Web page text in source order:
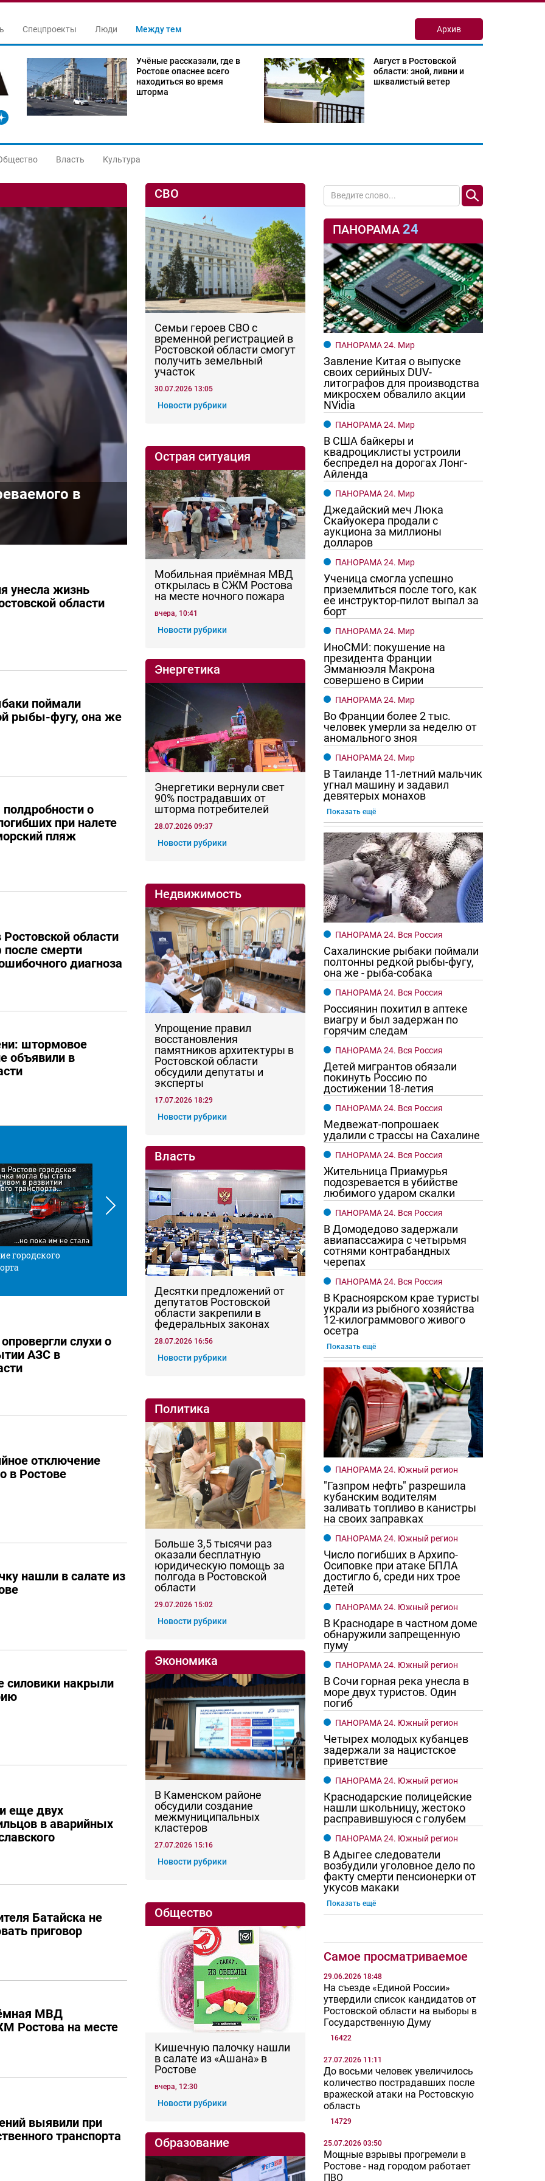
Спецпроекты Люди Между тем Архив
Учёные рассказали, где в
Ростове опаснее всего
находиться во время
шторма
Август в Ростовской
области: зной, ливни и
шквалистый ветер
Власть Культура
в
унесла жизнь
области
поймали
рыбы-фугу, она же
о
при налете
пляж
области
смерти
диагноза
штормовое
объявили в
городского
Красной нитью Чего хотят женщины? Ростовчане смотрите в оба
слухи о
АЗС в
отключение
в Ростове
нашли в салате из
силовики накрыли
еще двух
в аварийных
Батайска не
приговор
МВД
Ростова на месте
выявили при
транспорта
СВО
Семьи героев СВО с
временной регистрацией в
Ростовской области смогут
получить земельный
участок
30.07.2026 13:05
Новости рубрики
Острая ситуация
Мобильная приёмная МВД
открылась в СЖМ Ростова
на месте ночного пожара
вчера, 10:41
Новости рубрики
Энергетика
Энергетики вернули свет
90% пострадавших от
шторма потребителей
28.07.2026 09:37
Новости рубрики
Недвижимость
Упрощение правил
восстановления
памятников архитектуры в
Ростовской области
обсудили депутаты и
эксперты
17.07.2026 18:29
Новости рубрики
Власть
Десятки предложений от
депутатов Ростовской
области закрепили в
федеральных законах
28.07.2026 16:56
Новости рубрики
Политика
Больше 3,5 тысячи раз
оказали бесплатную
юридическую помощь за
полгода в Ростовской
области
29.07.2026 15:02
Новости рубрики
Экономика
В Каменском районе
обсудили создание
межмуниципальных
кластеров
27.07.2026 15:16
Новости рубрики
Общество
Кишечную палочку нашли
в салате из «Ашана» в
Ростове
вчера, 12:30
Новости рубрики
Образование
ПАНОРАМА 24
ПАНОРАМА 24. Мир
Завление Китая о выпуске
своих серийных DUV-
литографов для производства
микросхем обвалило акции
NVidia
ПАНОРАМА 24. Мир
В США байкеры и
квадроциклисты устроили
беспредел на дорогах Лонг-
Айленда
ПАНОРАМА 24. Мир
Джедайский меч Люка
Скайуокера продали с
аукциона за миллионы
долларов
ПАНОРАМА 24. Мир
Ученица смогла успешно
приземлиться после того, как
ее инструктор-пилот выпал за
борт
ПАНОРАМА 24. Мир
ИноСМИ: покушение на
президента Франции
Эмманюэля Макрона
совершено в Сирии
ПАНОРАМА 24. Мир
Во Франции более 2 тыс.
человек умерли за неделю от
аномального зноя
ПАНОРАМА 24. Мир
В Таиланде 11-летний мальчик
угнал машину и задавил
девятерых монахов
Показать ещё
ПАНОРАМА 24. Вся Россия
Сахалинские рыбаки поймали
полтонны редкой рыбы-фугу,
она же - рыба-собака
ПАНОРАМА 24. Вся Россия
Россиянин похитил в аптеке
виагру и был задержан по
горячим следам
ПАНОРАМА 24. Вся Россия
Детей мигрантов обязали
покинуть Россию по
достижении 18-летия
ПАНОРАМА 24. Вся Россия
Медвежат-попрошаек
удалили с трассы на Сахалине
ПАНОРАМА 24. Вся Россия
Жительница Приамурья
подозревается в убийстве
любимого ударом скалки
ПАНОРАМА 24. Вся Россия
В Домодедово задержали
авиапассажира с четырьмя
сотнями контрабандных
черепах
ПАНОРАМА 24. Вся Россия
В Красноярском крае туристы
украли из рыбного хозяйства
12-килограммового живого
осетра
Показать ещё
ПАНОРАМА 24. Южный регион
"Газпром нефть" разрешила
кубанским водителям
заливать топливо в канистры
на своих заправках
ПАНОРАМА 24. Южный регион
Число погибших в Архипо-
Осиповке при атаке БПЛА
достигло 6, среди них трое
детей
ПАНОРАМА 24. Южный регион
В Краснодаре в частном доме
обнаружили запрещенную
пуму
ПАНОРАМА 24. Южный регион
В Сочи горная река унесла в
море двух туристов. Один
погиб
ПАНОРАМА 24. Южный регион
Четырех молодых кубанцев
задержали за нацистское
приветствие
ПАНОРАМА 24. Южный регион
Краснодарские полицейские
нашли школьницу, жестоко
расправившуюся с голубем
ПАНОРАМА 24. Южный регион
В Адыгее следователи
возбудили уголовное дело по
факту смерти пенсионерки от
укусов макаки
Показать ещё
Самое просматриваемое
29.06.2026 18:48
На съезде «Единой России»
утвердили список кандидатов от
Ростовской области на выборы в
Государственную Думу
16422
27.07.2026 11:11
До восьми человек увеличилось
количество пострадавших после
вражеской атаки на Ростовскую
область
14729
25.07.2026 03:50
Мощные взрывы прогремели в
Ростове - над городом работает
ПВО